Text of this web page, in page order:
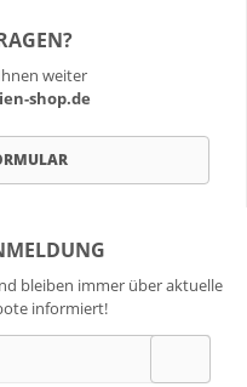
weiter
shop.de
bleiben immer über aktuelle
informiert!